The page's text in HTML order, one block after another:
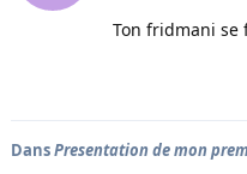
Ton fridmani se
DansPresentation de mon